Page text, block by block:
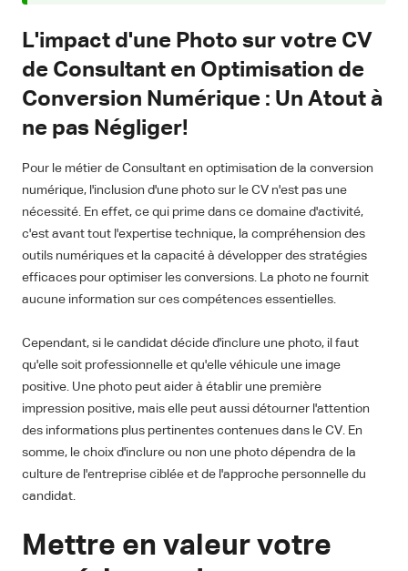
L'impact d'une Photo sur votre CV
de Consultant en Optimisation de
Conversion Numérique : Un Atout à
ne pas Négliger!
Pour le métier de Consultant en optimisation de la conversion
numérique, l'inclusion d'une photo sur le CV n'est pas une
nécessité. En effet, ce qui prime dans ce domaine d'activité,
c'est avant tout l'expertise technique, la compréhension des
outils numériques et la capacité à développer des stratégies
efficaces pour optimiser les conversions. La photo ne fournit
aucune information sur ces compétences essentielles.
Cependant, si le candidat décide d'inclure une photo, il faut
qu'elle soit professionnelle et qu'elle véhicule une image
positive. Une photo peut aider à établir une première
impression positive, mais elle peut aussi détourner l'attention
des informations plus pertinentes contenues dans le CV. En
somme, le choix d'inclure ou non une photo dépendra de la
culture de l'entreprise ciblée et de l'approche personnelle du
candidat.
Mettre en valeur votre